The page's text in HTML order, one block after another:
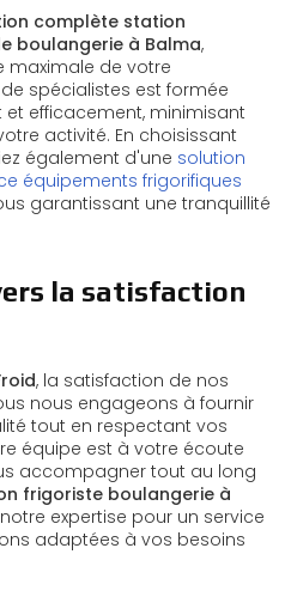
complète station
boulangerie à Balma,
maximale de votre
spécialistes est formée
efficacement, minimisant
activité. En choisissant
également d'une solution
équipements frigorifiques
garantissant une tranquillité
la satisfaction
, la satisfaction de nos
nous engageons à fournir
tout en respectant vos
équipe est à votre écoute
accompagner tout au long
frigoriste boulangerie à
expertise pour un service
adaptées à vos besoins